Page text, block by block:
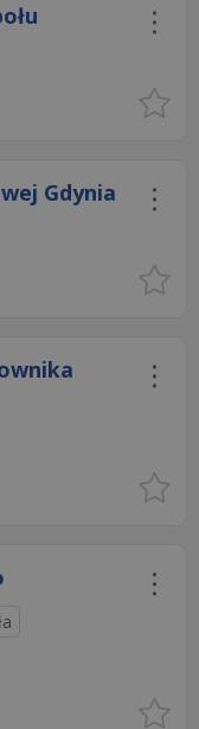
Gdynia